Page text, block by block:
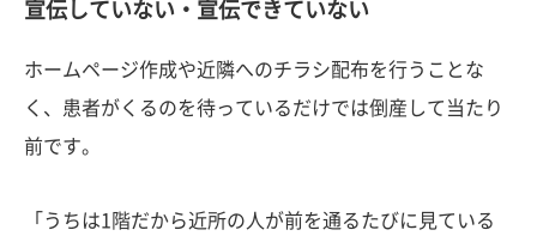
宣伝していない・宣伝できていない
ホームページ作成や近隣へのチラシ配布を行うことな
く、患者がくるのを待っているだけでは倒産して当たり
前です。
「うちは1階だから近所の人が前を通るたびに見ている